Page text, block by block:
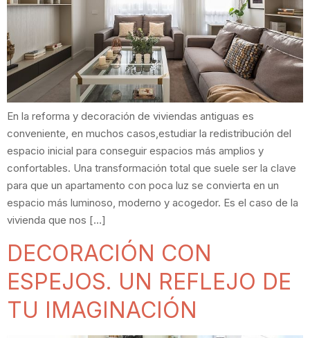
En la reforma y decoración de viviendas antiguas es
conveniente, en muchos casos,estudiar la redistribución del
espacio inicial para conseguir espacios más amplios y
confortables. Una transformación total que suele ser la clave
para que un apartamento con poca luz se convierta en un
espacio más luminoso, moderno y acogedor. Es el caso de la
vivienda que nos […]
DECORACIÓN CON
ESPEJOS. UN REFLEJO DE
TU IMAGINACIÓN